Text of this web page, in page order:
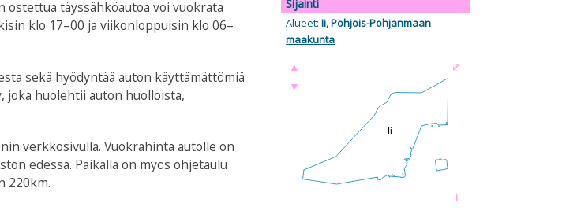
täyssähköautoa voi vuokrata
klo 17–00 ja viikonloppuisin klo 06–
sekä hyödyntää auton käyttämättömiä
joka huolehtii auton huolloista,
verkkosivulla. Vuokrahinta autolle on
edessä. Paikalla on myös ohjetaulu
220km.
Sijainti
Alueet:Ii,Pohjois-Pohjanmaan
maakunta
▲
▼
i
⤢